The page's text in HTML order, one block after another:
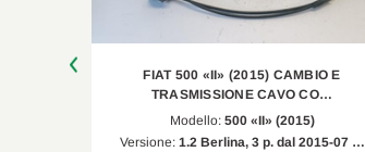
FIAT 500 «II» (2015) CAMBIO E
TRASMISSIONE CAVO CO…
Modello: 500 «II» (2015)
Versione: 1.2 Berlina, 3 p. dal 2015-07 …